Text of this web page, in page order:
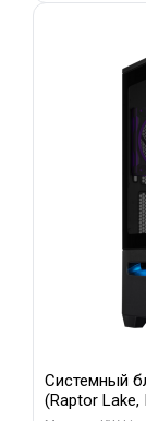
Системный
(Raptor